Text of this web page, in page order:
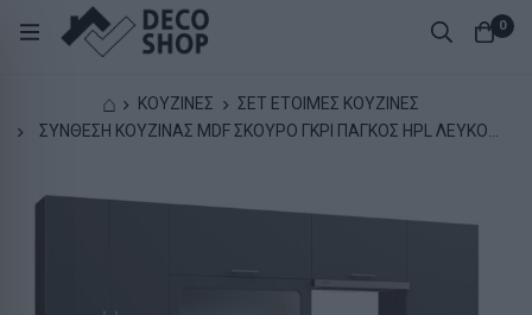
0
⌂ ΚΟΥΖΙΝΕΣ
ΣΕΤ ΕΤΟΙΜΕΣ ΚΟΥΖΙΝΕΣ
ΣΥΝΘΕΣΗ ΚΟΥΖΙΝΑΣ MDF ΣΚΟΥΡΟ ΓΚΡΙ ΠΑΓΚΟΣ HPL ΛΕΥΚΟΣ